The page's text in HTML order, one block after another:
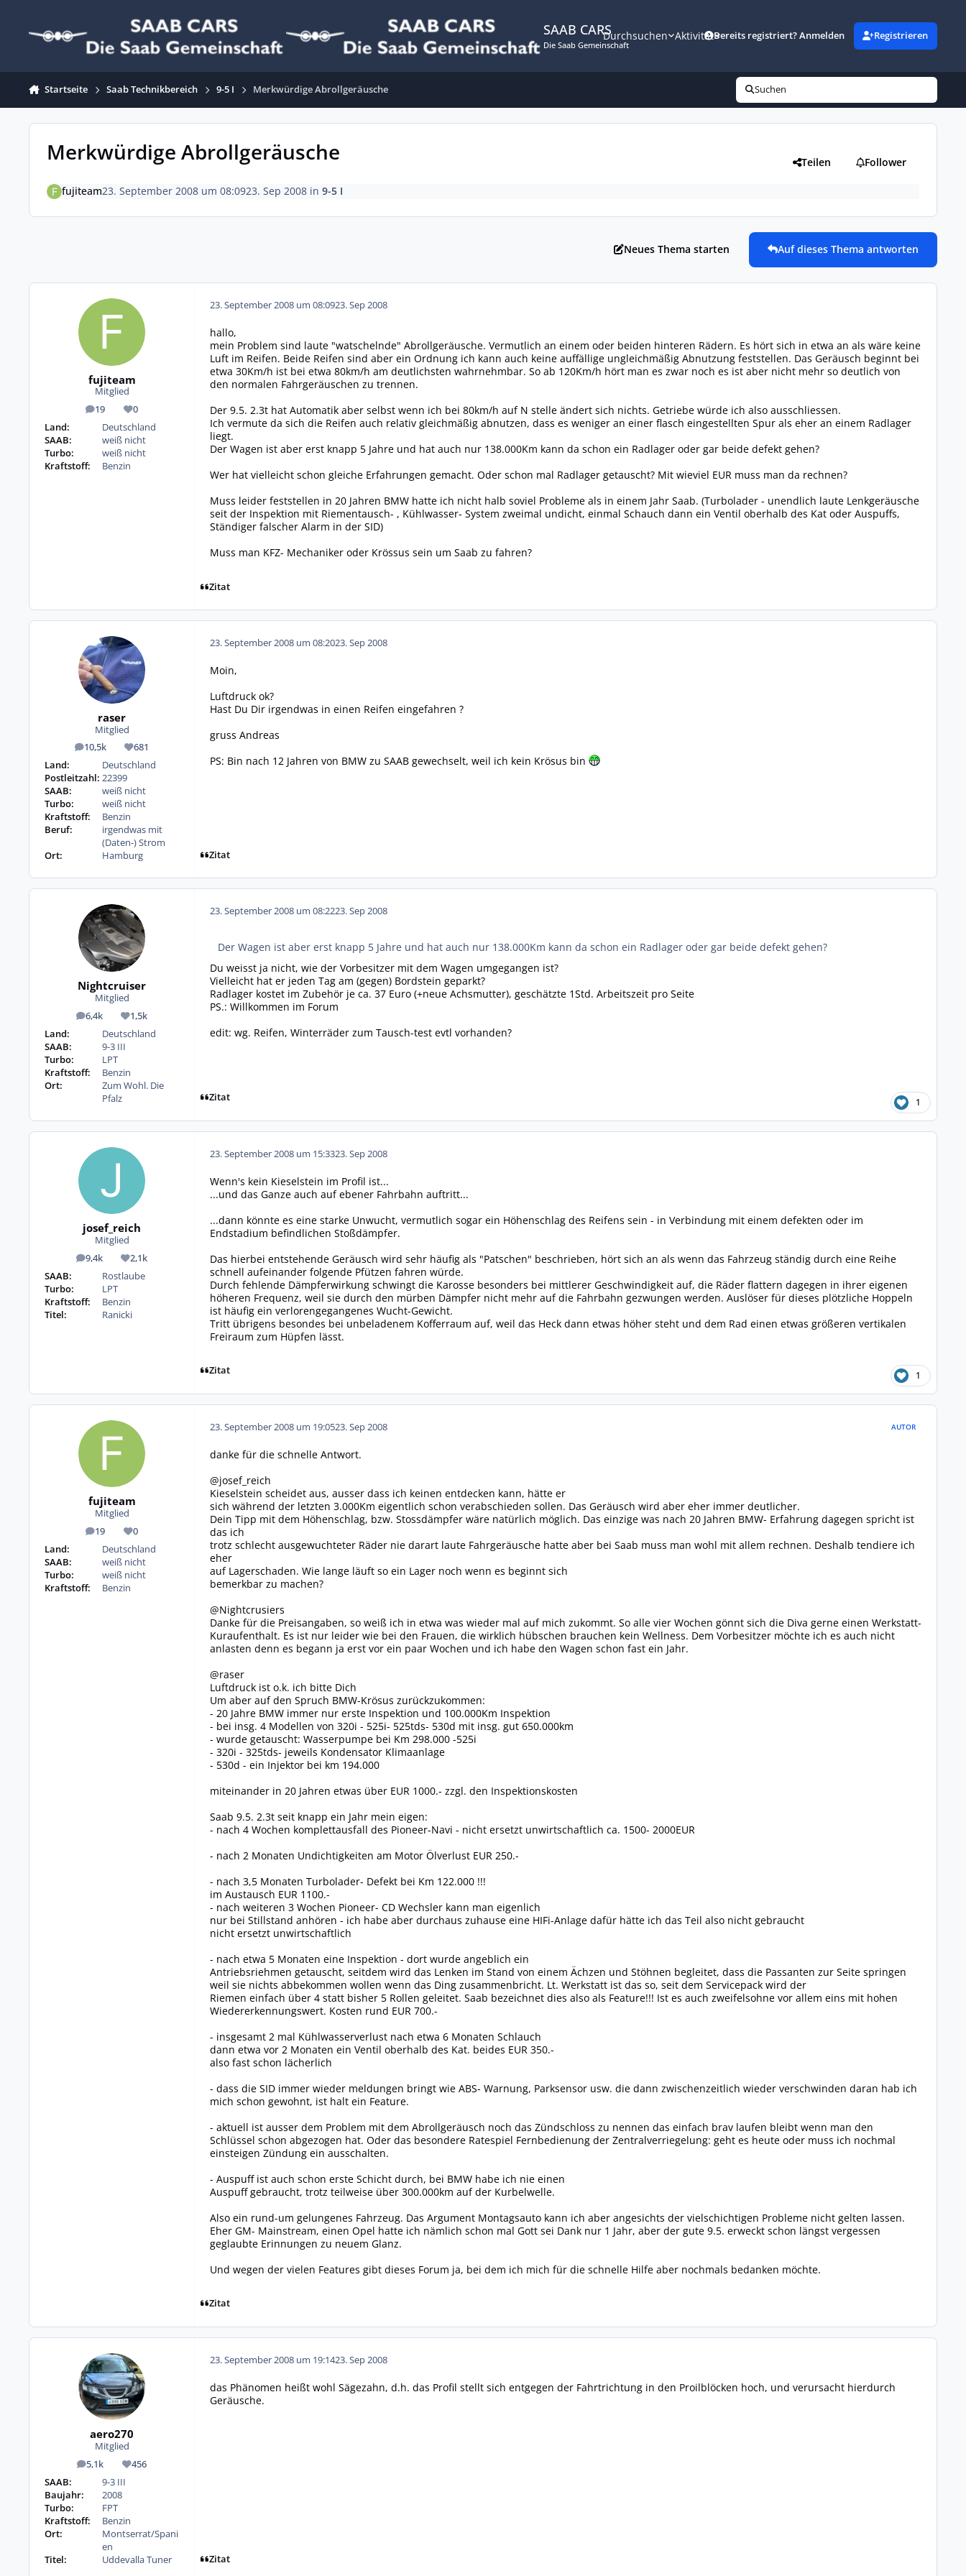
SAAB CARS
Die Saab Gemeinschaft
Durchsuchen AktivitätBereits registriert? Anmelden Registrieren
Startseite Saab Technikbereich 9-5 I Merkwürdige Abrollgeräusche Suchen
Merkwürdige Abrollgeräusche Teilen Follower
fujiteam23. September 2008 um 08:0923. Sep 2008in 9-5 I
Neues Thema starten Auf dieses Thema antworten
fujiteam
Mitglied
19
Beiträge 0
Reputation
Land:
Deutschland
SAAB:
weiß nicht
Turbo:
weiß nicht
Kraftstoff:
Benzin
23. September 2008 um 08:0923. Sep 2008
hallo,
mein Problem sind laute "watschelnde" Abrollgeräusche. Vermutlich an einem oder beiden hinteren Rädern. Es hört sich in etwa an als wäre keine
Luft im Reifen. Beide Reifen sind aber ein Ordnung ich kann auch keine auffällige ungleichmäßig Abnutzung feststellen. Das Geräusch beginnt bei
etwa 30Km/h ist bei etwa 80km/h am deutlichsten wahrnehmbar. So ab 120Km/h hört man es zwar noch es ist aber nicht mehr so deutlich von
den normalen Fahrgeräuschen zu trennen.
Der 9.5. 2.3t hat Automatik aber selbst wenn ich bei 80km/h auf N stelle ändert sich nichts. Getriebe würde ich also ausschliessen.
Ich vermute da sich die Reifen auch relativ gleichmäßig abnutzen, dass es weniger an einer flasch eingestellten Spur als eher an einem Radlager
liegt.
Der Wagen ist aber erst knapp 5 Jahre und hat auch nur 138.000Km kann da schon ein Radlager oder gar beide defekt gehen?
Wer hat vielleicht schon gleiche Erfahrungen gemacht. Oder schon mal Radlager getauscht? Mit wieviel EUR muss man da rechnen?
Muss leider feststellen in 20 Jahren BMW hatte ich nicht halb soviel Probleme als in einem Jahr Saab. (Turbolader - unendlich laute Lenkgeräusche
seit der Inspektion mit Riementausch- , Kühlwasser- System zweimal undicht, einmal Schauch dann ein Ventil oberhalb des Kat oder Auspuffs,
Ständiger falscher Alarm in der SID)
Muss man KFZ- Mechaniker oder Krössus sein um Saab zu fahren?
Zitat
raser
Mitglied
10,5k
Beiträge 681
Reputation
Land:
Deutschland
Postleitzahl: 22399
SAAB:
weiß nicht
Turbo:
weiß nicht
Kraftstoff:
Benzin
Beruf:
irgendwas mit
(Daten-) Strom
Ort:
Hamburg
23. September 2008 um 08:2023. Sep 2008
Moin,
Luftdruck ok?
Hast Du Dir irgendwas in einen Reifen eingefahren ?
gruss Andreas
PS: Bin nach 12 Jahren von BMW zu SAAB gewechselt, weil ich kein Krösus bin
Zitat
Nightcruiser
Mitglied
6,4k
Beiträge 1,5k
Reputation
Land:
Deutschland
SAAB:
9-3 III
Turbo:
LPT
Kraftstoff:
Benzin
Ort:
Zum Wohl. Die
Pfalz
23. September 2008 um 08:2223. Sep 2008
Der Wagen ist aber erst knapp 5 Jahre und hat auch nur 138.000Km kann da schon ein Radlager oder gar beide defekt gehen?
Du weisst ja nicht, wie der Vorbesitzer mit dem Wagen umgegangen ist?
Vielleicht hat er jeden Tag am (gegen) Bordstein geparkt?
Radlager kostet im Zubehör je ca. 37 Euro (+neue Achsmutter), geschätzte 1Std. Arbeitszeit pro Seite
PS.: Willkommen im Forum
edit: wg. Reifen, Winterräder zum Tausch-test evtl vorhanden?
Zitat 1
josef_reich
Mitglied
9,4k
Beiträge 2,1k
Reputation
SAAB:
Rostlaube
Turbo:
LPT
Kraftstoff:
Benzin
Titel:
Ranicki
23. September 2008 um 15:3323. Sep 2008
Wenn's kein Kieselstein im Profil ist...
...und das Ganze auch auf ebener Fahrbahn auftritt...
...dann könnte es eine starke Unwucht, vermutlich sogar ein Höhenschlag des Reifens sein - in Verbindung mit einem defekten oder im
Endstadium befindlichen Stoßdämpfer.
Das hierbei entstehende Geräusch wird sehr häufig als "Patschen" beschrieben, hört sich an als wenn das Fahrzeug ständig durch eine Reihe
schnell aufeinander folgende Pfützen fahren würde.
Durch fehlende Dämpferwirkung schwingt die Karosse besonders bei mittlerer Geschwindigkeit auf, die Räder flattern dagegen in ihrer eigenen
höheren Frequenz, weil sie durch den mürben Dämpfer nicht mehr auf die Fahrbahn gezwungen werden. Auslöser für dieses plötzliche Hoppeln
ist häufig ein verlorengegangenes Wucht-Gewicht.
Tritt übrigens besondes bei unbeladenem Kofferraum auf, weil das Heck dann etwas höher steht und dem Rad einen etwas größeren vertikalen
Freiraum zum Hüpfen lässt.
Zitat 1
fujiteam
Mitglied
19
Beiträge 0
Reputation
Land:
Deutschland
SAAB:
weiß nicht
Turbo:
weiß nicht
Kraftstoff:
Benzin
23. September 2008 um 19:0523. Sep 2008 AUTOR
danke für die schnelle Antwort.
@josef_reich
Kieselstein scheidet aus, ausser dass ich keinen entdecken kann, hätte er
sich während der letzten 3.000Km eigentlich schon verabschieden sollen. Das Geräusch wird aber eher immer deutlicher.
Dein Tipp mit dem Höhenschlag, bzw. Stossdämpfer wäre natürlich möglich. Das einzige was nach 20 Jahren BMW- Erfahrung dagegen spricht ist
das ich
trotz schlecht ausgewuchteter Räder nie darart laute Fahrgeräusche hatte aber bei Saab muss man wohl mit allem rechnen. Deshalb tendiere ich
eher
auf Lagerschaden. Wie lange läuft so ein Lager noch wenn es beginnt sich
bemerkbar zu machen?
@Nightcrusiers
Danke für die Preisangaben, so weiß ich in etwa was wieder mal auf mich zukommt. So alle vier Wochen gönnt sich die Diva gerne einen Werkstatt-
Kuraufenthalt. Es ist nur leider wie bei den Frauen, die wirklich hübschen brauchen kein Wellness. Dem Vorbesitzer möchte ich es auch nicht
anlasten denn es begann ja erst vor ein paar Wochen und ich habe den Wagen schon fast ein Jahr.
@raser
Luftdruck ist o.k. ich bitte Dich
Um aber auf den Spruch BMW-Krösus zurückzukommen:
- 20 Jahre BMW immer nur erste Inspektion und 100.000Km Inspektion
- bei insg. 4 Modellen von 320i - 525i- 525tds- 530d mit insg. gut 650.000km
- wurde getauscht: Wasserpumpe bei Km 298.000 -525i
- 320i - 325tds- jeweils Kondensator Klimaanlage
- 530d - ein Injektor bei km 194.000
miteinander in 20 Jahren etwas über EUR 1000.- zzgl. den Inspektionskosten
Saab 9.5. 2.3t seit knapp ein Jahr mein eigen:
- nach 4 Wochen komplettausfall des Pioneer-Navi - nicht ersetzt unwirtschaftlich ca. 1500- 2000EUR
- nach 2 Monaten Undichtigkeiten am Motor Ölverlust EUR 250.-
- nach 3,5 Monaten Turbolader- Defekt bei Km 122.000 !!!
im Austausch EUR 1100.-
- nach weiteren 3 Wochen Pioneer- CD Wechsler kann man eigenlich
nur bei Stillstand anhören - ich habe aber durchaus zuhause eine HIFi-Anlage dafür hätte ich das Teil also nicht gebraucht
nicht ersetzt unwirtschaftlich
- nach etwa 5 Monaten eine Inspektion - dort wurde angeblich ein
Antriebsriehmen getauscht, seitdem wird das Lenken im Stand von einem Ächzen und Stöhnen begleitet, dass die Passanten zur Seite springen
weil sie nichts abbekommen wollen wenn das Ding zusammenbricht. Lt. Werkstatt ist das so, seit dem Servicepack wird der
Riemen einfach über 4 statt bisher 5 Rollen geleitet. Saab bezeichnet dies also als Feature!!! Ist es auch zweifelsohne vor allem eins mit hohen
Wiedererkennungswert. Kosten rund EUR 700.-
- insgesamt 2 mal Kühlwasserverlust nach etwa 6 Monaten Schlauch
dann etwa vor 2 Monaten ein Ventil oberhalb des Kat. beides EUR 350.-
also fast schon lächerlich
- dass die SID immer wieder meldungen bringt wie ABS- Warnung, Parksensor usw. die dann zwischenzeitlich wieder verschwinden daran hab ich
mich schon gewohnt, ist halt ein Feature.
- aktuell ist ausser dem Problem mit dem Abrollgeräusch noch das Zündschloss zu nennen das einfach brav laufen bleibt wenn man den
Schlüssel schon abgezogen hat. Oder das besondere Ratespiel Fernbedienung der Zentralverriegelung: geht es heute oder muss ich nochmal
einsteigen Zündung ein ausschalten.
- Auspuff ist auch schon erste Schicht durch, bei BMW habe ich nie einen
Auspuff gebraucht, trotz teilweise über 300.000km auf der Kurbelwelle.
Also ein rund-um gelungenes Fahrzeug. Das Argument Montagsauto kann ich aber angesichts der vielschichtigen Probleme nicht gelten lassen.
Eher GM- Mainstream, einen Opel hatte ich nämlich schon mal Gott sei Dank nur 1 Jahr, aber der gute 9.5. erweckt schon längst vergessen
geglaubte Erinnungen zu neuem Glanz.
Und wegen der vielen Features gibt dieses Forum ja, bei dem ich mich für die schnelle Hilfe aber nochmals bedanken möchte.
Zitat
aero270
Mitglied
5,1k
Beiträge 456
Reputation
SAAB:
9-3 III
Baujahr:
2008
Turbo:
FPT
Kraftstoff:
Benzin
Ort:
Montserrat/Spani
en
Titel:
Uddevalla Tuner
23. September 2008 um 19:1423. Sep 2008
das Phänomen heißt wohl Sägezahn, d.h. das Profil stellt sich entgegen der Fahrtrichtung in den Proilblöcken hoch, und verursacht hierdurch
Geräusche.
Zitat